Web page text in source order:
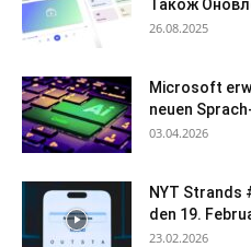
Також
26.08.2025
Microsoft
neuen
03.04.2026
NYT Strands
den 19.
23.02.2026